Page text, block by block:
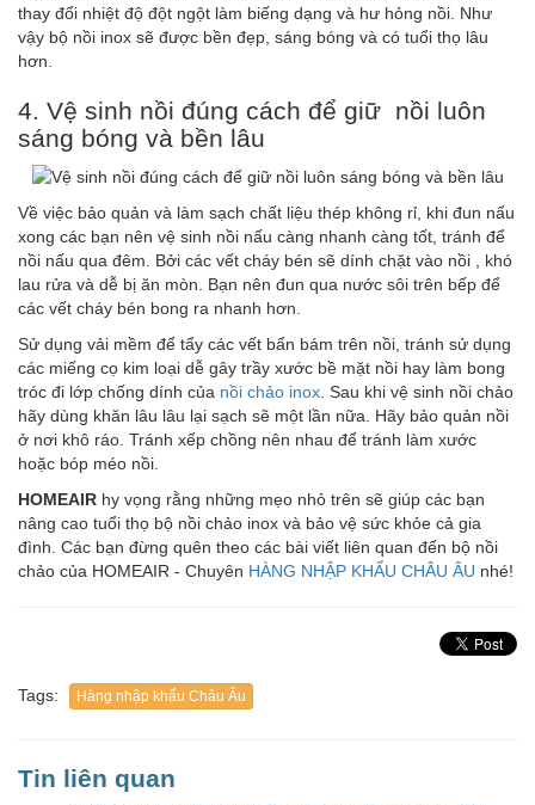
thay đổi nhiệt độ đột ngột làm biếng dạng và hư hỏng nồi. Như
vậy bộ nồi inox sẽ được bền đẹp, sáng bóng và có tuổi thọ lâu
hơn.
4. Vệ sinh nồi đúng cách để giữ nồi luôn
sáng bóng và bền lâu
Về việc bảo quản và làm sạch chất liệu thép không rỉ, khi đun nấu
xong các bạn nên vệ sinh nồi nấu càng nhanh càng tốt, tránh để
nồi nấu qua đêm. Bởi các vết cháy bén sẽ dính chặt vào nồi , khó
lau rửa và dễ bị ăn mòn. Bạn nên đun qua nước sôi trên bếp để
các vết cháy bén bong ra nhanh hơn.
Sử dụng vải mềm để tẩy các vết bẩn bám trên nồi, tránh sử dụng
các miếng cọ kim loại dễ gây trầy xước bề mặt nồi hay làm bong
tróc đi lớp chống dính của nồi chảo inox . Sau khi vệ sinh nồi chảo
hãy dùng khăn lâu lâu lại sạch sẽ một lần nữa. Hãy bảo quản nồi
ở nơi khô ráo. Tránh xếp chồng nên nhau để tránh làm xước
hoặc bóp méo nồi.
HOMEAIR hy vọng rằng những mẹo nhỏ trên sẽ giúp các bạn
nâng cao tuổi thọ bộ nồi chảo inox và bảo vệ sức khỏe cả gia
đình. Các bạn đừng quên theo các bài viết liên quan đến bộ nồi
chảo của HOMEAIR - Chuyên HÀNG NHẬP KHẨU CHÂU ÂU nhé!
Tags: Hàng nhập khẩu Châu Âu
Tin liên quan